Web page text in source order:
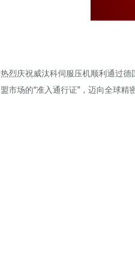
热烈庆祝威汰科伺服压机顺利通过
盟市场的“准入通行证”，迈向全球精